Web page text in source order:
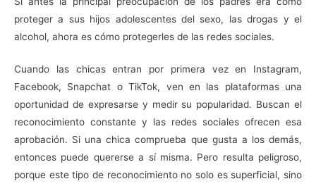
proteger a sus hijos adolescentes del sexo, las drogas y el
alcohol, ahora es cómo protegerles de las redes sociales.
Cuando las chicas entran por primera vez en Instagram,
Facebook, Snapchat o TikTok, ven en las plataformas una
oportunidad de expresarse y medir su popularidad. Buscan el
reconocimiento constante y las redes sociales ofrecen esa
aprobación. Si una chica comprueba que gusta a los demás,
entonces puede quererse a sí misma. Pero resulta peligroso,
porque este tipo de reconocimiento no solo es superficial, sino